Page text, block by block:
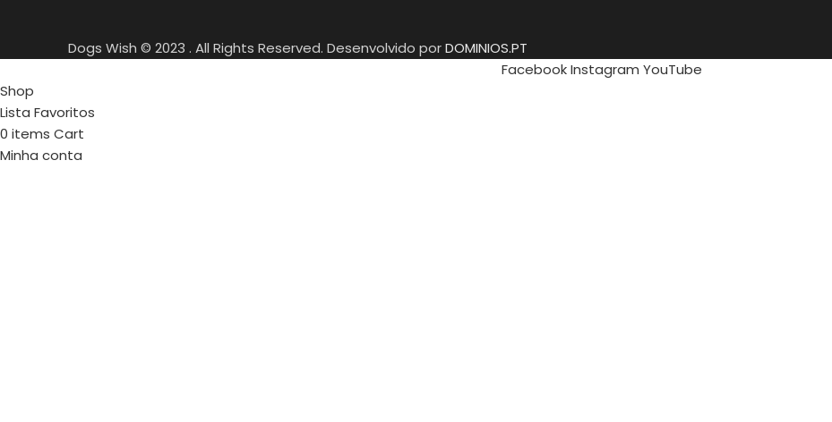
Dogs Wish © 2023 . All Rights Reserved. Desenvolvido porDOMINIOS.PT
FacebookInstagram YouTube
Shop
Lista Favoritos
0 items Cart
Minha conta